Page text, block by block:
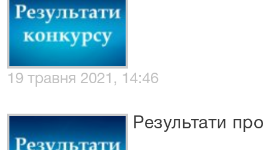
19 травня 2021, 14:46
Результати